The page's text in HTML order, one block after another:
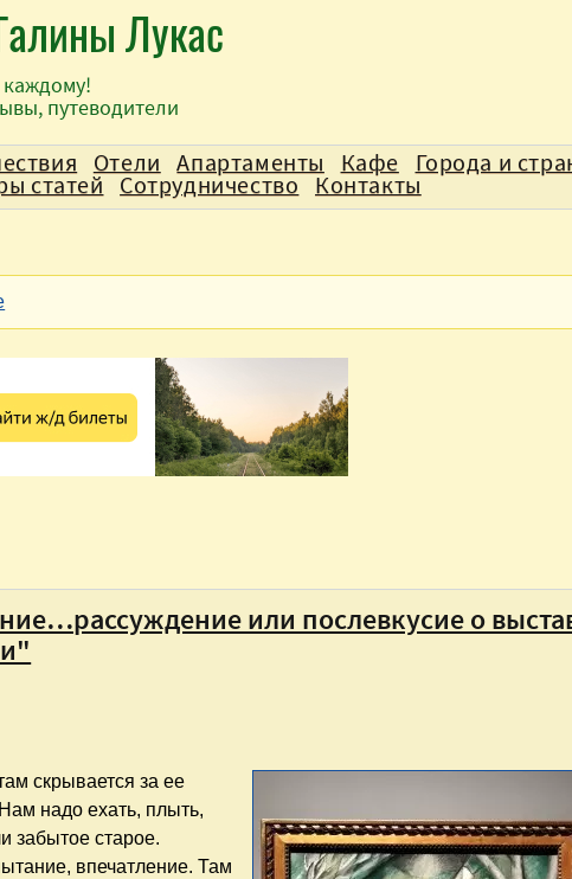
Лукас
путеводители
или послевкусие о
скрывается за ее
надо ехать, плыть,
забытое старое.
впечатление. Там
Отели Апартаменты Кафе Города и
статей Сотрудничество Контакты